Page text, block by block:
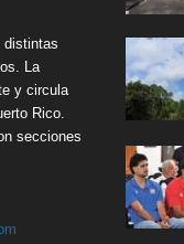
distintas
La
y circula
Rico.
secciones